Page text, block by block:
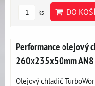
ks DO
Performance olejový
260x235x50mm
Olejový chladič